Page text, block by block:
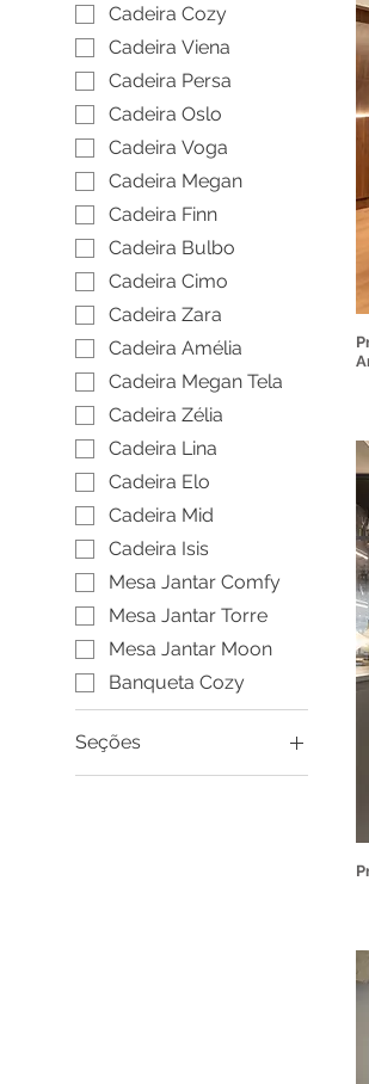
Cadeira Cozy
Cadeira Viena
Cadeira Persa
Cadeira Oslo
Cadeira Voga
Cadeira Megan
Cadeira Finn
Cadeira Bulbo
Cadeira Cimo
Cadeira Zara
Cadeira Amélia
Cadeira Megan Tela
Cadeira Zélia
Cadeira Lina
Cadeira Elo
Cadeira Mid
Cadeira Isis
Mesa Jantar Comfy
Mesa Jantar Torre
Mesa Jantar Moon
Banqueta Cozy
Seções
CASACOR